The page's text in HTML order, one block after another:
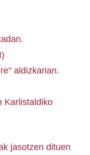
aldizkarian.
Karlistaldiko
jasotzen dituen